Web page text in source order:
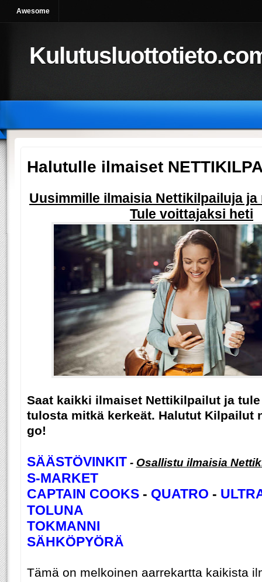
Awesome
Halutulle ilmaiset
Uusimmille ilmaisia Nettikilpailuja ja
Tule voittajaksi heti
Saat kaikki ilmaiset Nettikilpailut ja
tulosta mitkä kerkeät. Halutut Kilpailut
go!
SÄÄSTÖVINKIT - Osallistu ilmaisia
S-MARKET
CAPTAIN COOKS - QUATRO -
TOLUNA
TOKMANNI
SÄHKÖPYÖRÄ
Tämä on melkoinen aarrekartta kaikista